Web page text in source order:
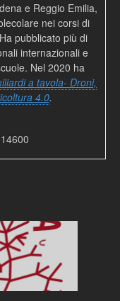
e Reggio Emilia,
nei corsi di
pubblicato più di
internazionali e
Nel 2020 ha
a tavola- Droni,
4.0.